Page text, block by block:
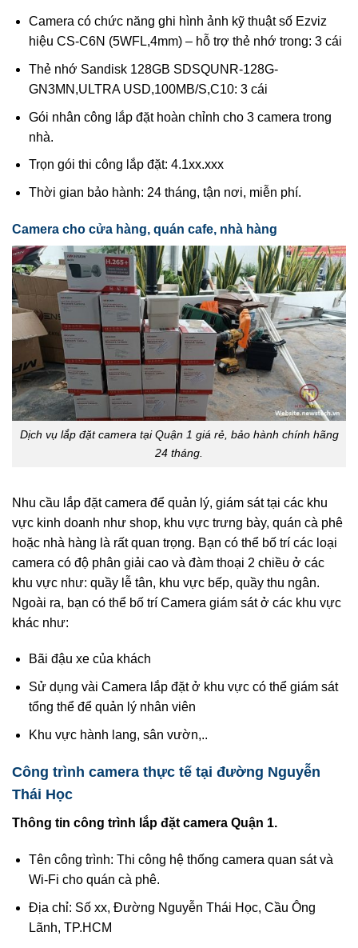
Camera có chức năng ghi hình ảnh kỹ thuật số Ezviz
hiệu CS-C6N (5WFL,4mm) – hỗ trợ thẻ nhớ trong: 3 cái
Thẻ nhớ Sandisk 128GB SDSQUNR-128G-
GN3MN,ULTRA USD,100MB/S,C10: 3 cái
Gói nhân công lắp đặt hoàn chỉnh cho 3 camera trong
nhà.
Trọn gói thi công lắp đặt: 4.1xx.xxx
Thời gian bảo hành: 24 tháng, tận nơi, miễn phí.
Camera cho cửa hàng, quán cafe, nhà hàng
Dịch vụ lắp đặt camera tại Quận 1 giá rẻ, bảo hành chính hãng
24 tháng.
Nhu cầu lắp đặt camera để quản lý, giám sát tại các khu
vực kinh doanh như shop, khu vực trưng bày, quán cà phê
hoặc nhà hàng là rất quan trọng. Bạn có thể bố trí các loại
camera có độ phân giải cao và đàm thoại 2 chiều ở các
khu vực như: quầy lễ tân, khu vực bếp, quầy thu ngân.
Ngoài ra, bạn có thể bố trí Camera giám sát ở các khu vực
khác như:
Bãi đậu xe của khách
Sử dụng vài Camera lắp đặt ở khu vực có thể giám sát
tổng thể để quản lý nhân viên
Khu vực hành lang, sân vườn,..
Công trình camera thực tế tại đường Nguyễn
Thái Học
Thông tin công trình lắp đặt camera Quận 1.
Tên công trình: Thi công hệ thống camera quan sát và
Wi-Fi cho quán cà phê.
Địa chỉ: Số xx, Đường Nguyễn Thái Học, Cầu Ông
Lãnh, TP.HCM